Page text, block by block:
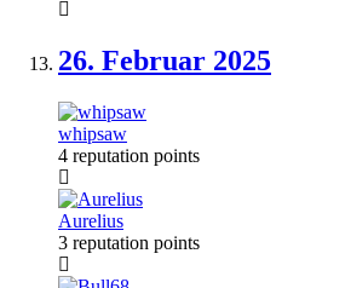
26. Februar 2025
whipsaw
4 reputation points
Aurelius
3 reputation points